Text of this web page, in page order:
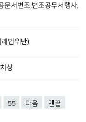
문서변조,변조공무서행사,
법위반)
상
55 다음 맨끝